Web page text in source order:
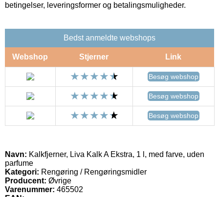
betingelser, leveringsformer og betalingsmuligheder.
Bedst anmeldte webshops
Webshop Stjerner Link
Besøg webshop
Besøg webshop
Besøg webshop
Navn: Kalkfjerner, Liva Kalk A Ekstra, 1 l, med farve, uden
parfume
Kategori: Rengøring / Rengøringsmidler
Producent: Øvrige
Varenummer: 465502